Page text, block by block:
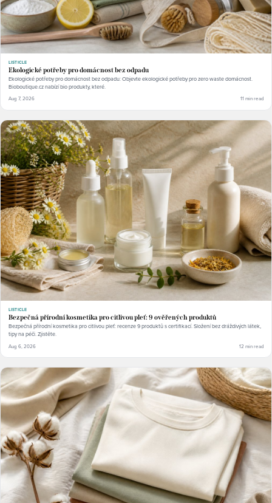
LISTICLE
Ekologické potřeby pro domácnost bez odpadu
Ekologické potřeby pro domácnost bez odpadu: Objevte ekologické potřeby pro zero waste domácnost.
Bioboutique.cz nabízí bio produkty, které.
Aug 7, 2026 11 min read
LISTICLE
Bezpečná přírodní kosmetika pro citlivou pleť: 9 ověřených produktů
Bezpečná přírodní kosmetika pro citlivou pleť: recenze 9 produktů s certifikací. Složení bez dráždivých látek,
tipy na péči. Zjistěte.
Aug 6, 2026 12 min read